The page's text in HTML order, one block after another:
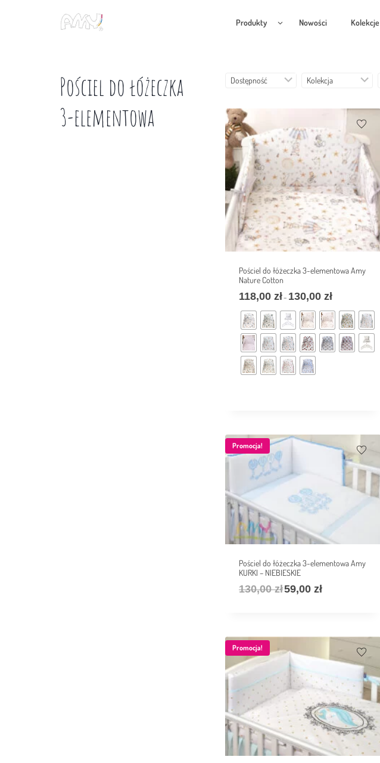
Produkty Nowości Kolekcje
Dostępność Kolekcja
Pościel do łóżeczka 3-elementowa Amy
Nature Cotton
118,00 zł– 130,00 zł
Promocja!
Pościel do łóżeczka 3-elementowa Amy
KURKI – NIEBIESKIE
130,00zł59,00 zł
Promocja!
Pościel do łóżeczka
3-elementowa